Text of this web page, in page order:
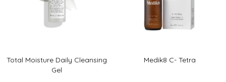
d
o
Total Moisture Daily Cleansing
Gel
Medik8 C- Tetra